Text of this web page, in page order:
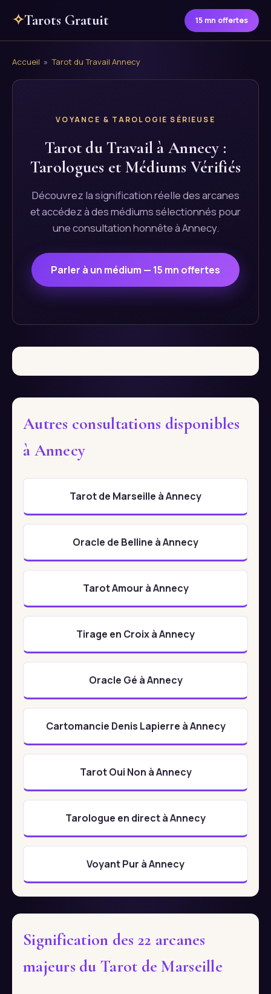
✧Tarots Gratuit 15 mn offertes
Accueil » Tarot du Travail Annecy
VOYANCE & TAROLOGIE SÉRIEUSE
Tarot du Travail à Annecy :
Tarologues et Médiums Vérifiés
Découvrez la signification réelle des arcanes
et accédez à des médiums sélectionnés pour
une consultation honnête à Annecy.
Parler à un médium — 15 mn offertes
Autres consultations disponibles
à Annecy
Tarot de Marseille à Annecy
Oracle de Belline à Annecy
Tarot Amour à Annecy
Tirage en Croix à Annecy
Oracle Gé à Annecy
Cartomancie Denis Lapierre à Annecy
Tarot Oui Non à Annecy
Tarologue en direct à Annecy
Voyant Pur à Annecy
Signification des 22 arcanes
majeurs du Tarot de Marseille